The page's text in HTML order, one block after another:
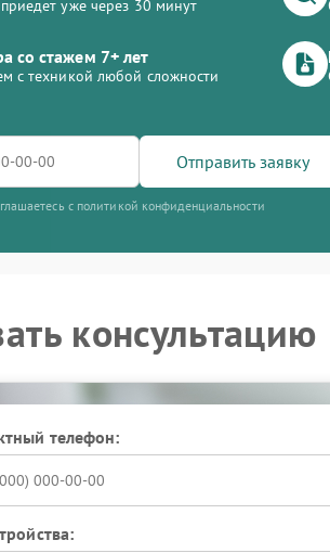
уже через 30 минут
со стажем 7+ лет
с техникой любой сложности
Отправить заявку
с политикой конфиденциальности
консультацию
телефон: